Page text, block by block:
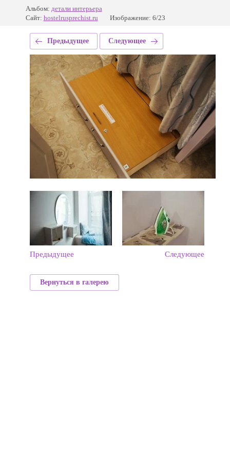
Альбом: детали интерьера
Сайт: hostelrusprechist.ru Изображение: 6/23
Предыдущее Следующее
Предыдущее Следующее
Вернуться в галерею